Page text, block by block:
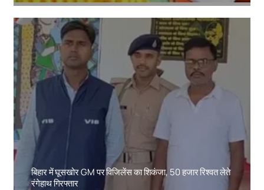
बिहार में घूसखोर GM पर विजिलेंस का शिकंजा, 50 हजार रिश्वत लेते
रंगेहाथ गिरफ्तार